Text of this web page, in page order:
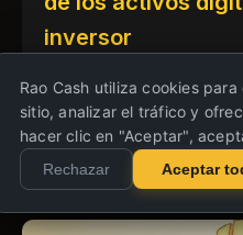
inversor
El ámbito de la
de los inversores en
enfrenta a desafíos
Rao Cash utiliza cookies
sitio, analizar el tráfico y
hacer clic en "Aceptar",
Rechazar Aceptar